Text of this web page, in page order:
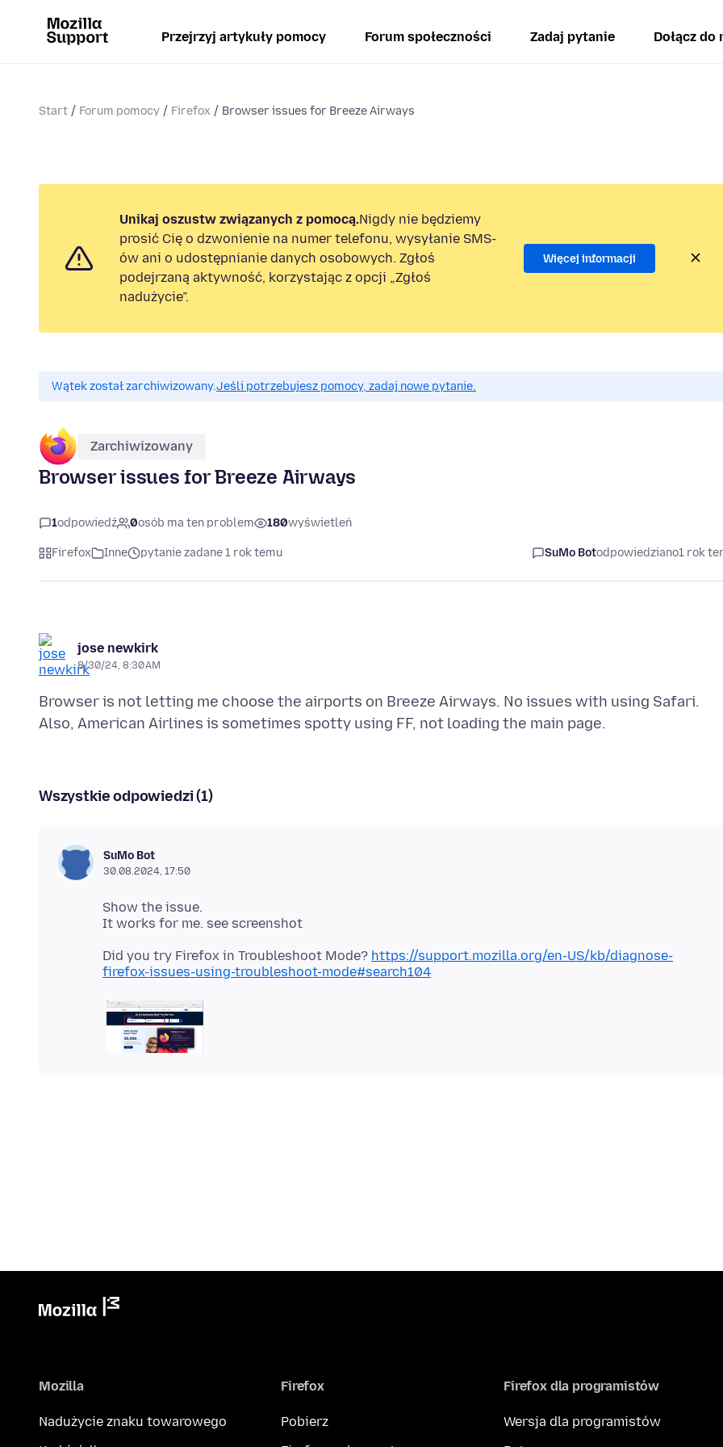
Przejrzyj artykuły pomocy Forum społeczności Zadaj pytanie Dołącz do
Start Forum pomocy Firefox Browser issues for Breeze Airways
Unikaj oszustw związanych z pomocą.Nigdy nie będziemy
prosić Cię o dzwonienie na numer telefonu, wysyłanie SMS-
ów ani o udostępnianie danych osobowych. Zgłoś
podejrzaną aktywność, korzystając z opcji „Zgłoś
nadużycie”.
Więcej informacji
Wątek został zarchiwizowany.Jeśli potrzebujesz pomocy, zadaj nowe pytanie.
Zarchiwizowany
Browser issues for Breeze Airways
1odpowiedź 0osób ma ten problem 180wyświetleń
Firefox Inne pytanie zadane 1 rok temu SuMo Botodpowiedziano1 rok
jose newkirk
8/30/24, 8:30 AM
Browser is not letting me choose the airports on Breeze Airways. No issues with using Safari.
Wszystkie odpowiedzi (1)
SuMo Bot
30.08.2024, 17:50
Show the issue.
Did you try Firefox in Troubleshoot Mode? https://support.mozilla.org/en-US/kb/diagnose-
firefox-issues-using-troubleshoot-mode#search104
Mozilla
Nadużycie znaku towarowego
Firefox
Pobierz
Firefox dla programistów
Wersja dla programistów